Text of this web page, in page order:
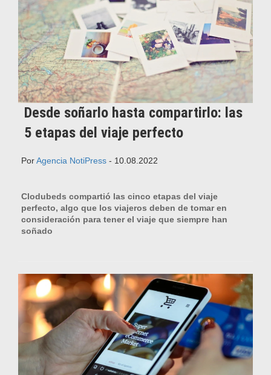
Desde soñarlo hasta compartirlo: las
5 etapas del viaje perfecto
PorAgencia NotiPress - 10.08.2022
Clodubeds compartió las cinco etapas del viaje
perfecto, algo que los viajeros deben de tomar en
consideración para tener el viaje que siempre han
soñado